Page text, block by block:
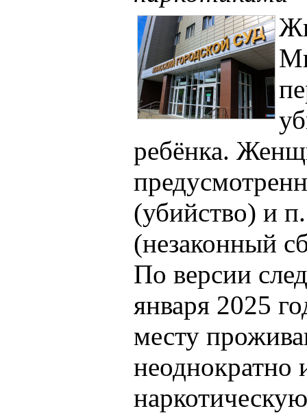
ребёнка.
(убийство) и
(незаконный
По версии
января 2025
месту
неоднократно